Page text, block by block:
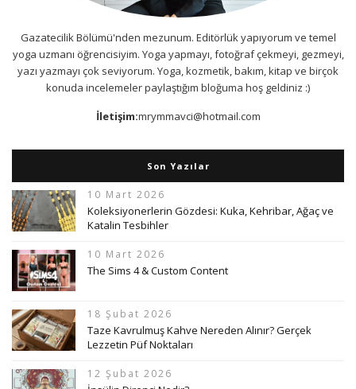
Gazatecilik Bölümü'nden mezunum. Editörlük yapıyorum ve temel
yoga uzmanı öğrencisiyim. Yoga yapmayı, fotoğraf çekmeyi, gezmeyi,
yazı yazmayı çok seviyorum. Yoga, kozmetik, bakım, kitap ve birçok
konuda incelemeler paylaştığım bloğuma hoş geldiniz :)
İletişim:mrymmavci@hotmail.com
Son Yazılar
10 Mart 2026
Koleksiyonerlerin Gözdesi: Kuka, Kehribar, Ağaç ve
Katalin Tesbihler
10 Mart 2026
The Sims 4 & Custom Content
18 Şubat 2026
Taze Kavrulmuş Kahve Nereden Alınır? Gerçek
Lezzetin Püf Noktaları
12 Şubat 2026